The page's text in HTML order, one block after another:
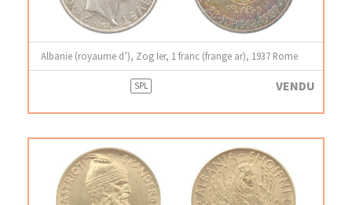
Albanie (royaume d’), Zog Ier, 1 franc (frange ar), 1937 Rome
SPL VENDU